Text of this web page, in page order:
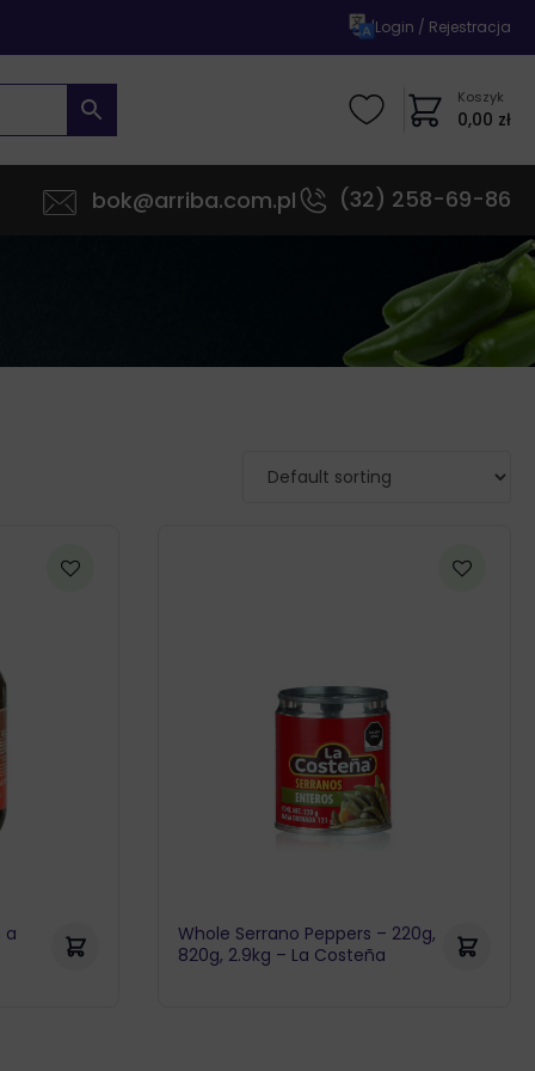
|Login / Rejestracja
Koszyk
0,00 zł
bok@arriba.com.pl (32) 258-69-86
a
Whole Serrano Peppers – 220g,
820g, 2.9kg – La Costeña